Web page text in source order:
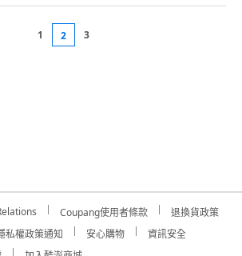
1 2 3
Coupang使用者條款
退換貨政策
私權政策通知 安心購物
資訊安全